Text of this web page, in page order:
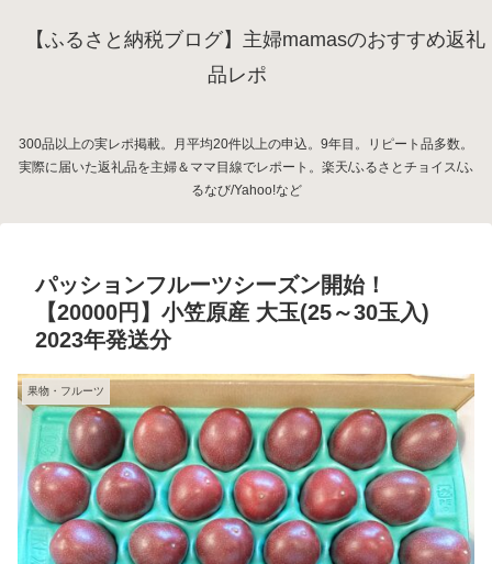
【ふるさと納税ブログ】主婦mamasのおすすめ返礼
品レポ
300品以上の実レポ掲載。月平均20件以上の申込。9年目。リピート品多数。
実際に届いた返礼品を主婦＆ママ目線でレポート。楽天/ふるさとチョイス/ふ
るなび/Yahoo!など
パッションフルーツシーズン開始！
【20000円】小笠原産 大玉(25～30玉入)
2023年発送分
果物・フルーツ